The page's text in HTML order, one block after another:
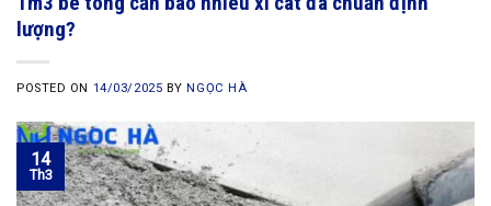
lượng?
POSTED ON 14/03/2025 BYNGỌC HÀ
14
Th3